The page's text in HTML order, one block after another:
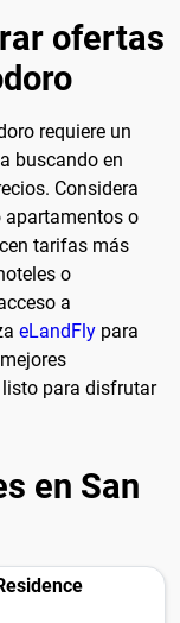
ofertas
requiere un
buscando en
Considera
o
tarifas más
o
a
eLandFly para
listo para disfrutar
en San